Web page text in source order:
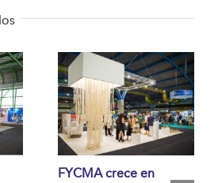
FYCMA crece en